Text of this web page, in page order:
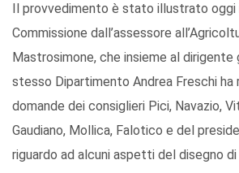
Il provvedimento è stato illustrato oggi
Commissione dall’assessore
Mastrosimone, che insieme al dirigente
stesso Dipartimento Andrea Freschi ha
domande dei consiglieri Pici, Navazio,
Gaudiano, Mollica, Falotico e del
riguardo ad alcuni aspetti del disegno di